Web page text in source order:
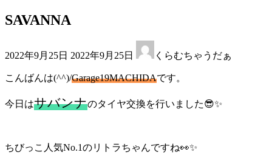
SAVANNA
2022年9月25日 終
新
時
2022年9月25日 くらむちゃうだぁ
こんばんは(^^)/Garage19MACHIDAです。
今日はサバンナのタイヤ交換を行いました😎✨
ちびっこ人気No.1のリトラちゃんですね👀✨